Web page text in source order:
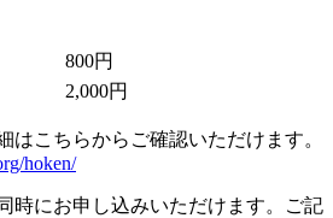
800円
2,000円
はこちらからご確認いただけます。
hoken/
時にお申し込みいただけます。ご記